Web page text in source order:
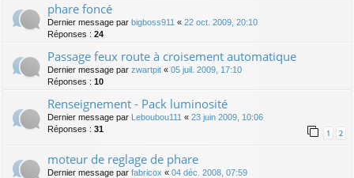
phare foncé
Dernier message par bigboss911 « 22 oct. 2009, 20:10
Réponses : 24
Passage feux route à croisement automatique
Dernier message par zwartpit « 05 juil. 2009, 17:10
Réponses : 10
Renseignement - Pack luminosité
Dernier message par Leboubou111 « 23 juin 2009, 10:06
Réponses : 31 1 2
moteur de reglage de phare
Dernier message par fabricox « 04 déc. 2008, 07:59